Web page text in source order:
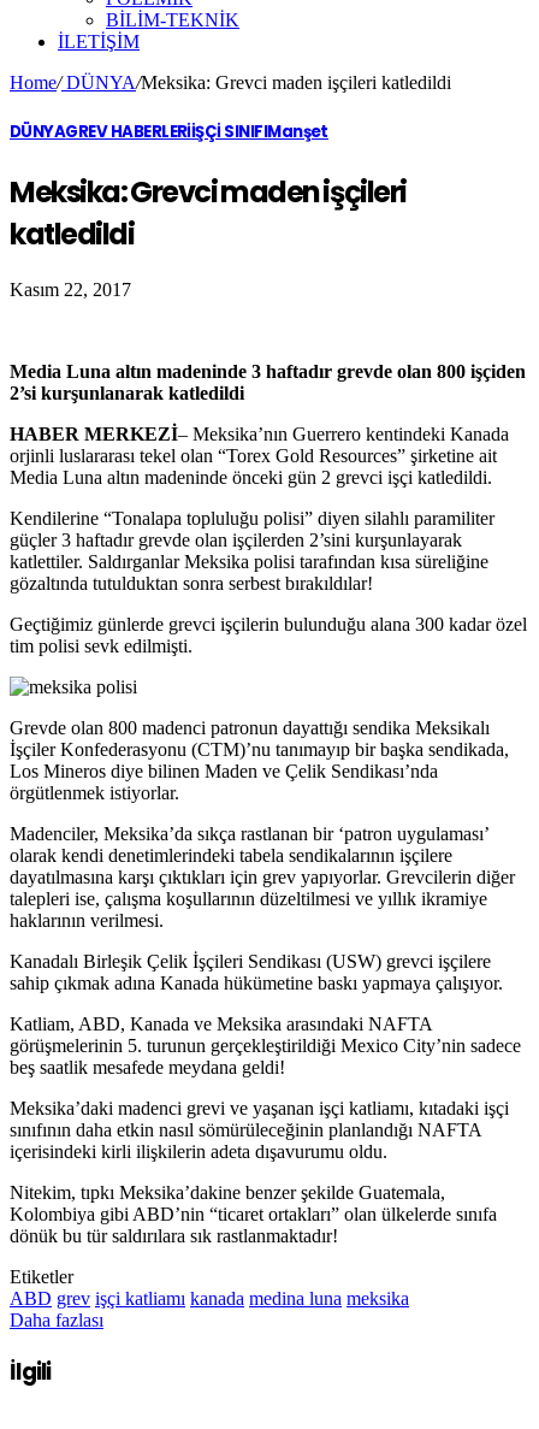
BİLİM-TEKNİK
ILETIŞIM
Home/DÜNYA/Meksika: Grevci maden işçileri katledildi
DÜNYAGREV HABERLERİİŞÇİ SINIFIManşet
Meksika: Grevci maden işçileri
katledildi
Kasım 22, 2017
Media Luna altın madeninde 3 haftadır grevde olan 800 işçiden
2’si kurşunlanarak katledildi
HABER MERKEZİ– Meksika’nın Guerrero kentindeki Kanada
orjinli luslararası tekel olan “Torex Gold Resources” şirketine ait
Media Luna altın madeninde önceki gün 2 grevci işçi katledildi.
Kendilerine “Tonalapa topluluğu polisi” diyen silahlı paramiliter
güçler 3 haftadır grevde olan işçilerden 2’sini kurşunlayarak
katlettiler. Saldırganlar Meksika polisi tarafından kısa süreliğine
gözaltında tutulduktan sonra serbest bırakıldılar!
Geçtiğimiz günlerde grevci işçilerin bulunduğu alana 300 kadar özel
tim polisi sevk edilmişti.
Grevde olan 800 madenci patronun dayattığı sendika Meksikalı
İşçiler Konfederasyonu (CTM)’nu tanımayıp bir başka sendikada,
Los Mineros diye bilinen Maden ve Çelik Sendikası’nda
örgütlenmek istiyorlar.
Madenciler, Meksika’da sıkça rastlanan bir ‘patron uygulaması’
olarak kendi denetimlerindeki tabela sendikalarının işçilere
dayatılmasına karşı çıktıkları için grev yapıyorlar. Grevcilerin diğer
talepleri ise, çalışma koşullarının düzeltilmesi ve yıllık ikramiye
haklarının verilmesi.
Kanadalı Birleşik Çelik İşçileri Sendikası (USW) grevci işçilere
sahip çıkmak adına Kanada hükümetine baskı yapmaya çalışıyor.
Katliam, ABD, Kanada ve Meksika arasındaki NAFTA
görüşmelerinin 5. turunun gerçekleştirildiği Mexico City’nin sadece
beş saatlik mesafede meydana geldi!
Meksika’daki madenci grevi ve yaşanan işçi katliamı, kıtadaki işçi
sınıfının daha etkin nasıl sömürüleceğinin planlandığı NAFTA
içerisindeki kirli ilişkilerin adeta dışavurumu oldu.
Nitekim, tıpkı Meksika’dakine benzer şekilde Guatemala,
Kolombiya gibi ABD’nin “ticaret ortakları” olan ülkelerde sınıfa
dönük bu tür saldırılara sık rastlanmaktadır!
Etiketler
ABD grev işçi katliamı kanada medina luna meksika
Daha fazlası
İlgili